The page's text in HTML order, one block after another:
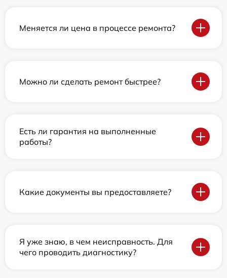
Меняется ли цена в процессе ремонта?
Можно ли сделать ремонт быстрее?
Есть ли гарантия на выполненные
работы?
Какие документы вы предоставляете?
Я уже знаю, в чем неисправность. Для
чего проводить диагностику?